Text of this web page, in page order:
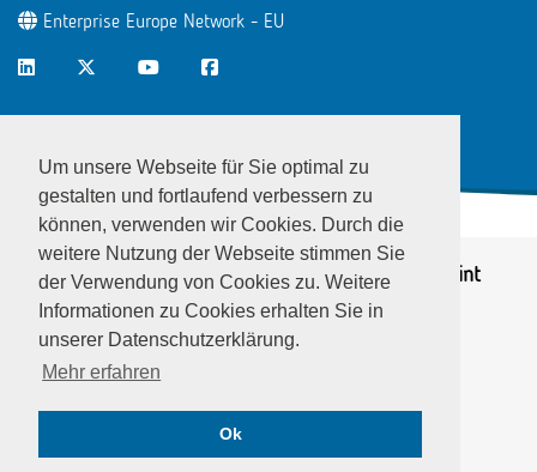
Um unsere Webseite für Sie optimal zu
gestalten und fortlaufend verbessern zu
können, verwenden wir Cookies. Durch die
weitere Nutzung der Webseite stimmen Sie
der Verwendung von Cookies zu. Weitere
Informationen zu Cookies erhalten Sie in
unserer Datenschutzerklärung.
Mehr erfahren
Ok
Enterprise Europe Network - EU
LinkedInTwitterYoutubeFacebook
© EEN Austria 2026 Privacy notice Imprint